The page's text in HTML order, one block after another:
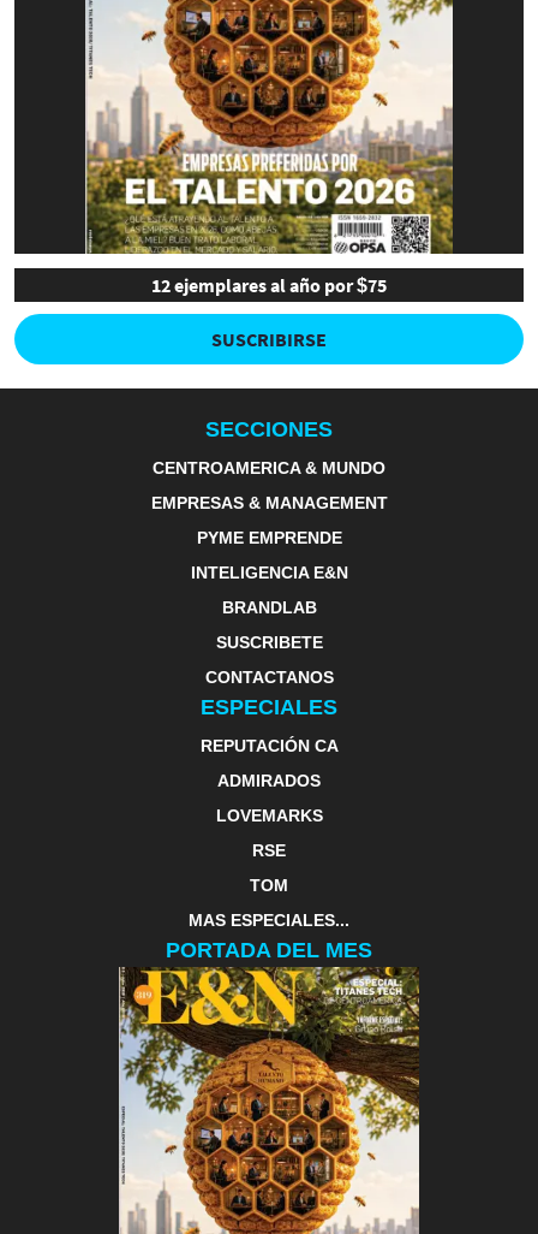
12 ejemplares al año por $75
SUSCRIBIRSE
SECCIONES
CENTROAMERICA & MUNDO
EMPRESAS & MANAGEMENT
PYME EMPRENDE
INTELIGENCIA E&N
BRANDLAB
SUSCRIBETE
CONTACTANOS
ESPECIALES
REPUTACIÓN CA
ADMIRADOS
LOVEMARKS
RSE
TOM
MAS ESPECIALES...
PORTADA DEL MES